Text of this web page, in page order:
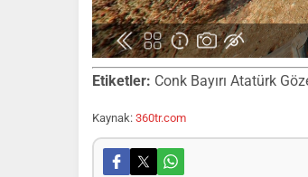
Etiketler: Conk Bayırı Atatürk
Kaynak: 360tr.com